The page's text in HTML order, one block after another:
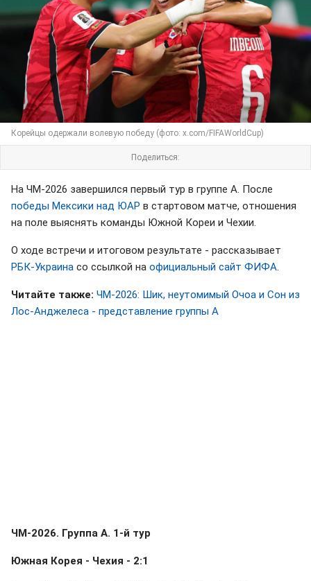
Корейцы одержали волевую победу (фото: x.com/FIFAWorldCup)
Поделиться:
На ЧМ-2026 завершился первый тур в группе А. После
победы Мексики над ЮАР в стартовом матче, отношения
на поле выяснять команды Южной Кореи и Чехии.
О ходе встречи и итоговом результате - рассказывает
РБК-Украина со ссылкой на официальный сайт ФИФА
Читайте также: ЧМ-2026: Шик, неутомимый Очоа и Сон из
Лос-Анджелеса - представление группы А
ЧМ-2026. Группа А. 1-й тур
Южная Корея - Чехия - 2:1